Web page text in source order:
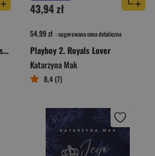
Przypadkowy dziedzic. Jego wysokość prezes. Tom 3
43,94 zł
54,99 zł - sugerowana cena detaliczna
Playboy 2. Royals Lover
Katarzyna Mak
8,4 (7)